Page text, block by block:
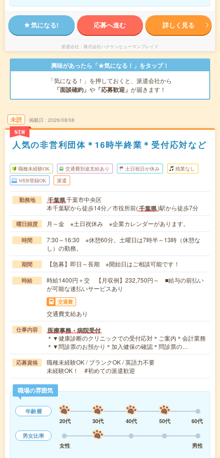
気になる! 応募へ進む 詳しく見る
派遣会社 株式会社ハナケンヒューマンブレイド
興味があったら「★気になる！」をタップ！
「気になる！」を押しておくと、派遣会社から
「面談確約」 や 「応募歓迎」 が届きます！
未読
NEW
掲載日 2026/08/08
人気の非営利団体＊16時半終業＊受付応対など
職種未経験OK 交通費別途支給あり 土日祝日が休み 残業なし
WEB登録OK 派遣
勤務地 千葉県千葉市中央区
本千葉駅から徒歩14分／市役所前(千葉県)駅から徒歩7分
曜日頻度 月～金 ※土日祝休み ※企業カレンダーがあります。
時間
7:30～16:30 ※休憩60分。土曜日は7時半～13時（休憩な
し）の勤務。
期間 【急募】即日～長期 ※開始日はご相談可能です！
時給
時給1400円＋交 【月収例】232,750円～ ■給与の前払い
が可能な速払いサービスあり
交通費
交通費支給あり
仕事内容 医療事務・病院受付
＊▼健康診断のクリニックでの受付応対＊ご案内＊会計業務
＊▼問診票のお預かり＊加入健保の確認＊問診票の…
応募資格
職種未経験OK / ブランクOK / 英語力不要
未経験OK！ #初めての派遣歓迎
職場の雰囲気
年齢層
20代
30代 40代 50代
60代
男女比率
女性
男性